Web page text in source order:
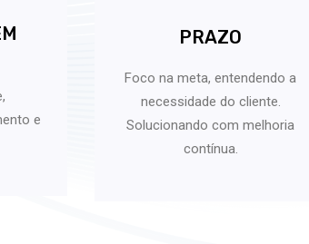
e
PRAZO
Foco na meta, entendendo a
necessidade do cliente.
Solucionando com melhoria
contínua.